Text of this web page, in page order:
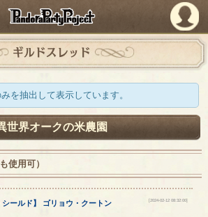
PandoraPartyProject
ギルドスレッド
を抽出して表示しています。
世界オークの米農園
使用可）
ールド】 ゴリョウ ・ クートン
[2024-02-12 08:32:00]